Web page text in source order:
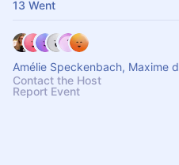
13 Went
Amélie Speckenbach, Maxime
Contact the Host
Report Event